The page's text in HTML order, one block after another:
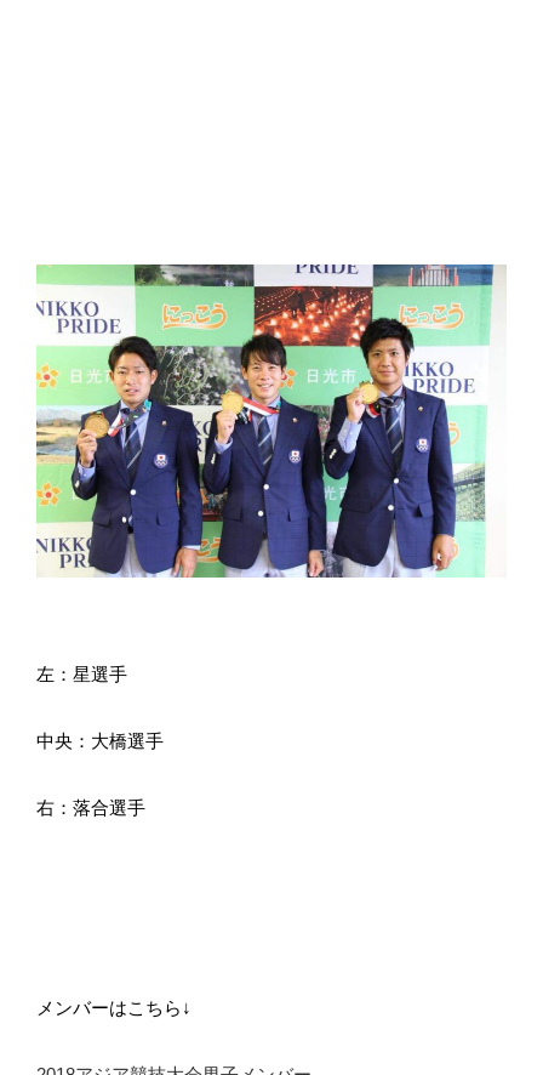
左：星選手
中央：大橋選手
右：落合選手
メンバーはこちら↓